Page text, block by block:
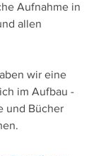
Aufnahme in
allen
wir eine
im Aufbau -
und Bücher